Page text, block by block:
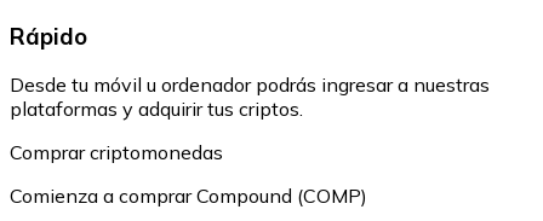
Rápido
Desde tu móvil u ordenador podrás ingresar a nuestras
plataformas y adquirir tus criptos.
Comprar criptomonedas
Comienza a comprar Compound (COMP)